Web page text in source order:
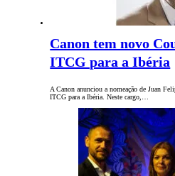
Canon tem novo
ITCG para a Ibéria
A Canon anunciou a nomeação de Juan
ITCG para a Ibéria. Neste cargo,…